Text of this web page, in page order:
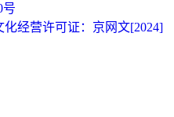
号
化经营许可证：京网文[2024]